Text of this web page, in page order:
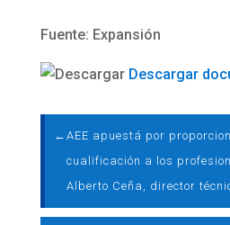
Fuente: Expansión
Descargar
← AEE apuestá por
cualificación a los
Alberto Ceña, director